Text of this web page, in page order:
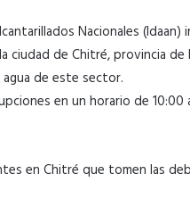
Nacionales
ciudad de Chitré, provincia
de este sector.
en un horario de 10:00
en Chitré que tomen las